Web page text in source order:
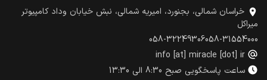
خراسان شمالی، بجنورد، امیریه شمالی، نبش خیابان وداد کامپیوتر
میراکل
058-31554000
058-32249306
info [at] miracle [dot] ir
ساعت پاسخگویی صبح 8:30 الی 13:30